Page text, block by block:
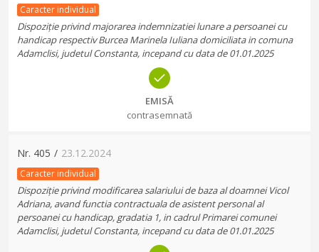
Caracter individual
Dispoziție privind majorarea indemnizatiei lunare a persoanei cu
handicap respectiv Burcea Marinela Iuliana domiciliata in comuna
Adamclisi, judetul Constanta, incepand cu data de 01.01.2025
EMISĂ
contrasemnată
Nr. 405 / 23.12.2024
Caracter individual
Dispoziție privind modificarea salariului de baza al doamnei Vicol
Adriana, avand functia contractuala de asistent personal al
persoanei cu handicap, gradatia 1, in cadrul Primarei comunei
Adamclisi, judetul Constanta, incepand cu data de 01.01.2025